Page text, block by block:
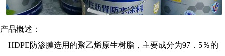
产品概述：
HDPE防渗膜选用的聚乙烯原生树脂，主要成分为97．5％的